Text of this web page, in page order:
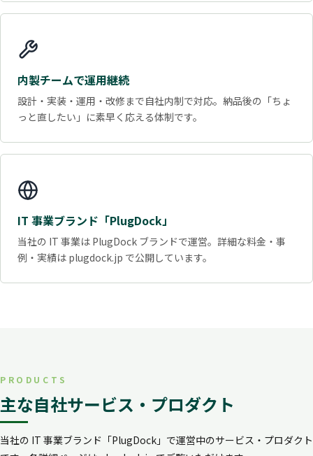
内製チームで運用継続
設計・実装・運用・改修まで自社内制で対応。納品後の「ちょ
っと直したい」に素早く応える体制です。
IT 事業ブランド「PlugDock」
当社の IT 事業は PlugDock ブランドで運営。詳細な料金・事
例・実績は plugdock.jp で公開しています。
PRODUCTS
主な自社サービス・プロダクト
当社の IT 事業ブランド「PlugDock」で運営中のサービス・プロダクト